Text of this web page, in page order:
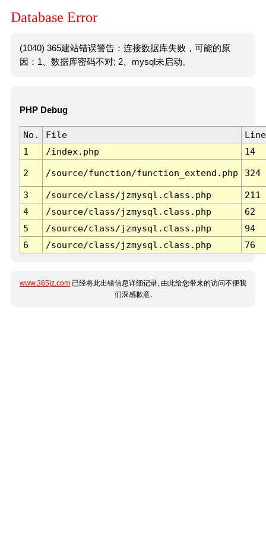
Database Error
(1040) 365建站错误警告：连接数据库失败，可能的原
因：1、数据库密码不对; 2、mysql未启动。
PHP Debug
No. File
Line
1
/index.php 14
2 /source/function/function_extend.php 324
3 /source/class/jzmysql.class.php
211
4
/source/class/jzmysql.class.php
62
5
/source/class/jzmysql.class.php
94
6
/source/class/jzmysql.class.php 76
www.365jz.com 已经将此出错信息详细记录, 由此给您带来的访问不便我
们深感歉意.